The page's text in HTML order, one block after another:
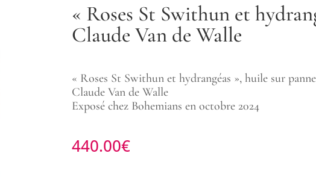
« Roses St Swithun et
Claude Van de Walle
« Roses St Swithun et hydrangéas », huile sur
Claude Van de Walle
Exposé chez Bohemians en octobre 2024
440.00€